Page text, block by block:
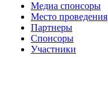
Медиа спонсоры
Место проведения
Партнеры
Спонсоры
Участники